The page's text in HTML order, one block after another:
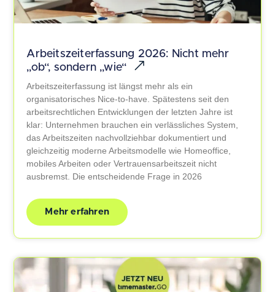
Arbeitszeiterfassung 2026: Nicht mehr
„ob“, sondern „wie“
Arbeitszeiterfassung ist längst mehr als ein
organisatorisches Nice-to-have. Spätestens seit den
arbeitsrechtlichen Entwicklungen der letzten Jahre ist
klar: Unternehmen brauchen ein verlässliches System,
das Arbeitszeiten nachvollziehbar dokumentiert und
gleichzeitig moderne Arbeitsmodelle wie Homeoffice,
mobiles Arbeiten oder Vertrauensarbeitszeit nicht
ausbremst. Die entscheidende Frage in 2026
Mehr erfahren